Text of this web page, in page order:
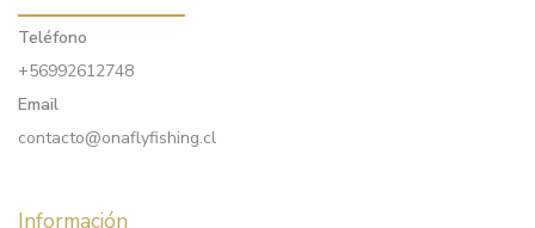
Teléfono
+56992612748
Email
contacto@onaflyfishing.cl
Información